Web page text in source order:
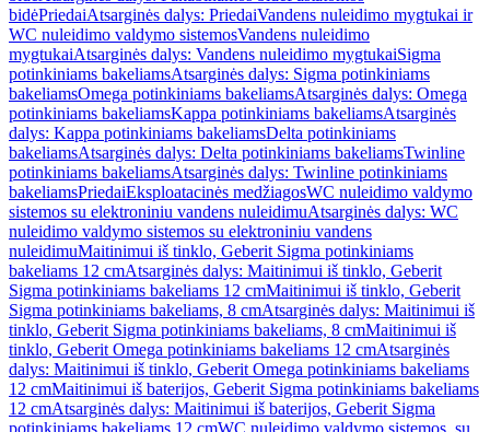
bidėPriedaiAtsarginės dalys: PriedaiVandens nuleidimo mygtukai ir
WC nuleidimo valdymo sistemosVandens nuleidimo
mygtukaiAtsarginės dalys: Vandens nuleidimo mygtukaiSigma
potinkiniams bakeliamsAtsarginės dalys: Sigma potinkiniams
bakeliamsOmega potinkiniams bakeliamsAtsarginės dalys: Omega
potinkiniams bakeliamsKappa potinkiniams bakeliamsAtsarginės
dalys: Kappa potinkiniams bakeliamsDelta potinkiniams
bakeliamsAtsarginės dalys: Delta potinkiniams bakeliamsTwinline
potinkiniams bakeliamsAtsarginės dalys: Twinline potinkiniams
bakeliamsPriedaiEksploatacinės medžiagosWC nuleidimo valdymo
sistemos su elektroniniu vandens nuleidimuAtsarginės dalys: WC
nuleidimo valdymo sistemos su elektroniniu vandens
nuleidimuMaitinimui iš tinklo, Geberit Sigma potinkiniams
bakeliams 12 cmAtsarginės dalys: Maitinimui iš tinklo, Geberit
Sigma potinkiniams bakeliams 12 cmMaitinimui iš tinklo, Geberit
Sigma potinkiniams bakeliams, 8 cmAtsarginės dalys: Maitinimui iš
tinklo, Geberit Sigma potinkiniams bakeliams, 8 cmMaitinimui iš
tinklo, Geberit Omega potinkiniams bakeliams 12 cmAtsarginės
dalys: Maitinimui iš tinklo, Geberit Omega potinkiniams bakeliams
12 cmMaitinimui iš baterijos, Geberit Sigma potinkiniams bakeliams
12 cmAtsarginės dalys: Maitinimui iš baterijos, Geberit Sigma
potinkiniams bakeliams 12 cmWC nuleidimo valdymo sistemos, su